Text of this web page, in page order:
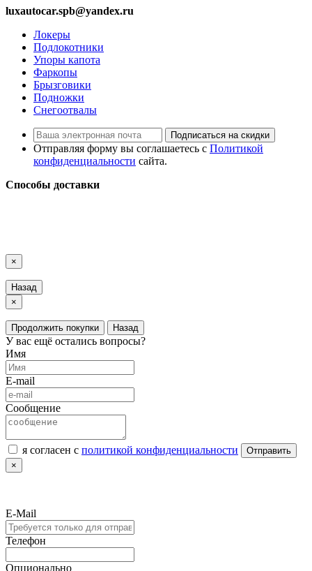
luxautocar.spb@yandex.ru
Локеры
Подлокотники
Упоры капота
Фаркопы
Брызговики
Подножки
Снегоотвалы
Подписаться на скидки
Отправляя форму вы соглашаетесь с Политикой
конфиденциальности сайта.
Способы доставки
×
Назад
×
Продолжить покупки Назад
У вас ещё остались вопросы?
Имя
E-mail
Сообщение
я согласен с политикой конфиденциальности
Отправить
×
E-Mail
Телефон
Опционально